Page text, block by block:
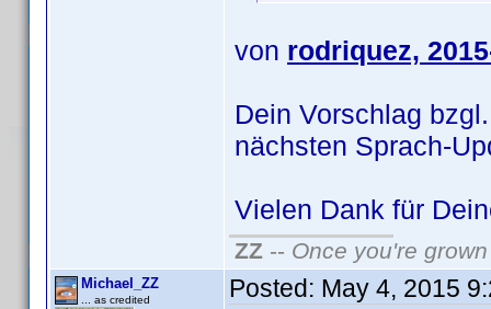
von rodriquez,
Dein Vorschlag
nächsten Sprach-
Vielen Dank für
ZZ -- Once you're
Michael_ZZ
... as credited Posted: May 4, 2015